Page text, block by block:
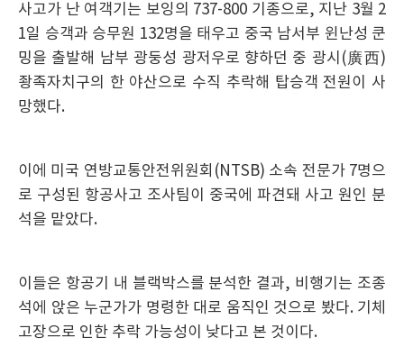
사고가 난 여객기는 보잉의 737-800 기종으로, 지난 3월 2
1일 승객과 승무원 132명을 태우고 중국 남서부 윈난성 쿤
밍을 출발해 남부 광둥성 광저우로 향하던 중 광시(廣西)
좡족자치구의 한 야산으로 수직 추락해 탑승객 전원이 사
망했다.
이에 미국 연방교통안전위원회(NTSB) 소속 전문가 7명으
로 구성된 항공사고 조사팀이 중국에 파견돼 사고 원인 분
석을 맡았다.
이들은 항공기 내 블랙박스를 분석한 결과, 비행기는 조종
석에 앉은 누군가가 명령한 대로 움직인 것으로 봤다. 기체
고장으로 인한 추락 가능성이 낮다고 본 것이다.